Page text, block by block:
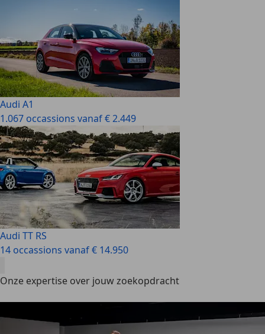
Audi A1
1.067 occassions vanaf € 2.449
Audi TT RS
14 occassions vanaf € 14.950
Onze expertise over jouw zoekopdracht